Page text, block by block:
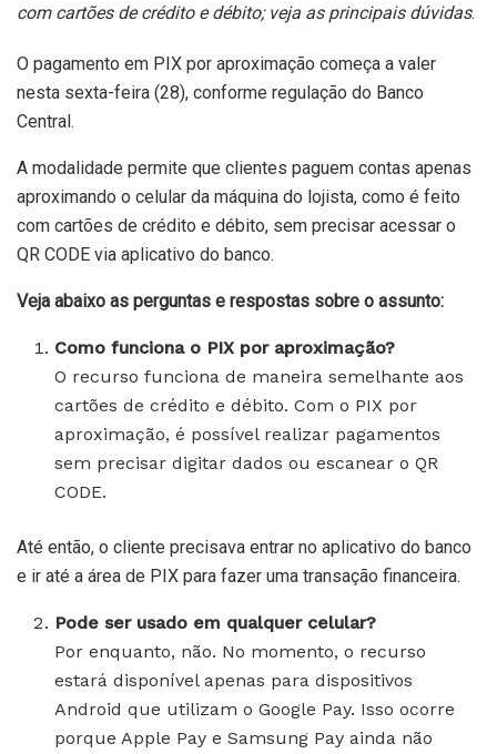
com cartões de crédito e débito; veja as principais dúvidas.
O pagamento em PIX por aproximação começa a valer
nesta sexta-feira (28), conforme regulação do Banco
Central.
A modalidade permite que clientes paguem contas apenas
aproximando o celular da máquina do lojista, como é feito
com cartões de crédito e débito, sem precisar acessar o
QR CODE via aplicativo do banco.
Veja abaixo as perguntas e respostas sobre o assunto:
Como funciona o PIX por aproximação?
O recurso funciona de maneira semelhante aos
cartões de crédito e débito. Com o PIX por
aproximação, é possível realizar pagamentos
sem precisar digitar dados ou escanear o QR
CODE.
Até então, o cliente precisava entrar no aplicativo do banco
e ir até a área de PIX para fazer uma transação financeira.
Pode ser usado em qualquer celular?
Por enquanto, não. No momento, o recurso
estará disponível apenas para dispositivos
Android que utilizam o Google Pay. Isso ocorre
porque Apple Pay e Samsung Pay ainda não